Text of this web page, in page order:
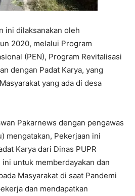
ini dilaksanakan oleh
2020, melalui Program
(PEN), Program Revitalisasi
dengan Padat Karya, yang
yang ada di desa
Pakarnews dengan pengawas
mengatakan, Pekerjaan ini
Karya dari Dinas PUPR
untuk memberdayakan dan
Masyarakat di saat Pandemi
dan mendapatkan